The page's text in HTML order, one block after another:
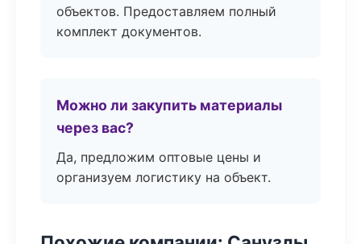
объектов. Предоставляем полный
комплект документов.
Можно ли закупить материалы
через вас?
Да, предложим оптовые цены и
организуем логистику на объект.